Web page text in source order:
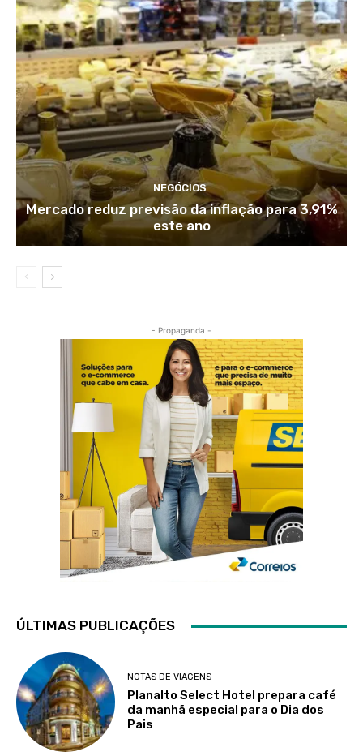
NEGÓCIOS
Mercado reduz previsão da inflação para 3,91%
este ano
- Propaganda -
ÚLTIMAS PUBLICAÇÕES
NOTAS DE VIAGENS
Planalto Select Hotel prepara café
da manhã especial para o Dia dos
Pais